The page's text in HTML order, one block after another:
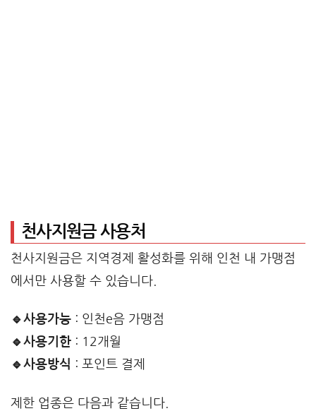
천사지원금 사용처
천사지원금은 지역경제 활성화를 위해 인천 내 가맹점
에서만 사용할 수 있습니다.
🔹사용가능 : 인천e음 가맹점
🔹사용기한 : 12개월
🔹사용방식 : 포인트 결제
제한 업종은 다음과 같습니다.